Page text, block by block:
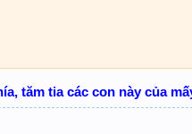
tăm tia các con này của